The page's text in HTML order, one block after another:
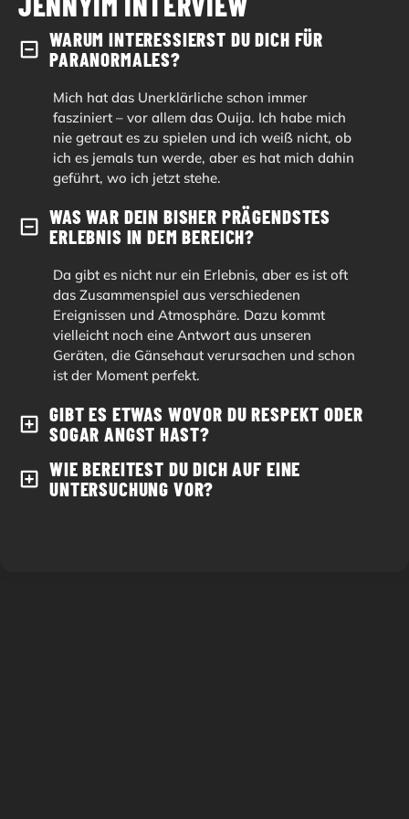
WARUM INTERESSIERST DU DICH FÜR
PARANORMALES?
Mich hat das Unerklärliche schon immer
fasziniert – vor allem das Ouija. Ich habe mich
nie getraut es zu spielen und ich weiß nicht, ob
ich es jemals tun werde, aber es hat mich dahin
geführt, wo ich jetzt stehe.
WAS WAR DEIN BISHER PRÄGENDSTES
ERLEBNIS IN DEM BEREICH?
Da gibt es nicht nur ein Erlebnis, aber es ist oft
das Zusammenspiel aus verschiedenen
Ereignissen und Atmosphäre. Dazu kommt
vielleicht noch eine Antwort aus unseren
Geräten, die Gänsehaut verursachen und schon
ist der Moment perfekt.
GIBT ES ETWAS WOVOR DU RESPEKT ODER
SOGAR ANGST HAST?
WIE BEREITEST DU DICH AUF EINE
UNTERSUCHUNG VOR?